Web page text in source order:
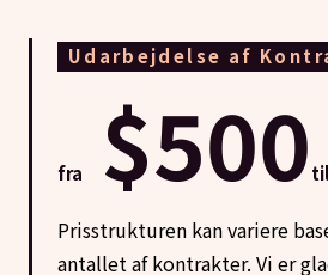
Udarbejdelse af
fra $500
Prisstrukturen kan variere
antallet af kontrakter. Vi er